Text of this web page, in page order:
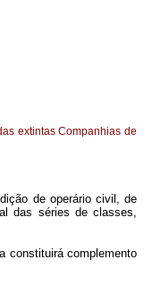
extintas Companhias de
de operário civil, de
das séries de classes,
constituirá complemento